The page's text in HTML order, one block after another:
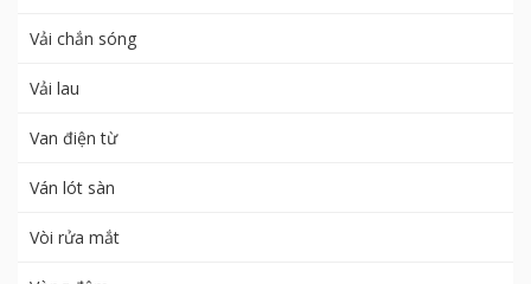
Vải chắn sóng
Vải lau
Van điện từ
Ván lót sàn
Vòi rửa mắt